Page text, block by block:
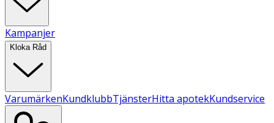
Kampanjer
Kloka Råd
VarumärkenKundklubbTjänsterHitta apotekKundservice